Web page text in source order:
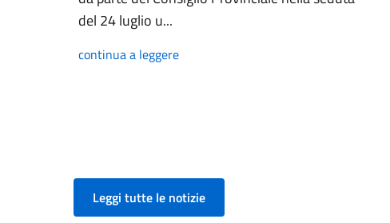
del 24 luglio u...
continua a leggere
Leggi tutte le notizie